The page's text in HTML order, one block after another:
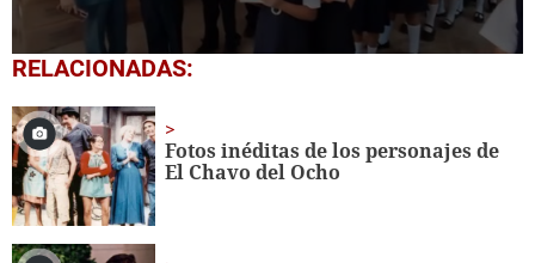
0
seconds
1
minute,
56
seconds
RELACIONADAS:
Fotos inéditas de los personajes de
El Chavo del Ocho